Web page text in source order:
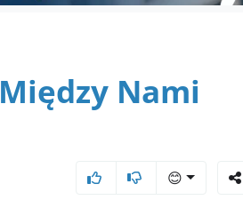
Nami
😊